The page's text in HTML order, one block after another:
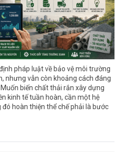
pháp luật về bảo vệ môi trường
nhưng vẫn còn khoảng cách đáng
biến chất thải rắn xây dựng
kinh tế tuần hoàn, cần một hệ
hoàn thiện thể chế phải là bước